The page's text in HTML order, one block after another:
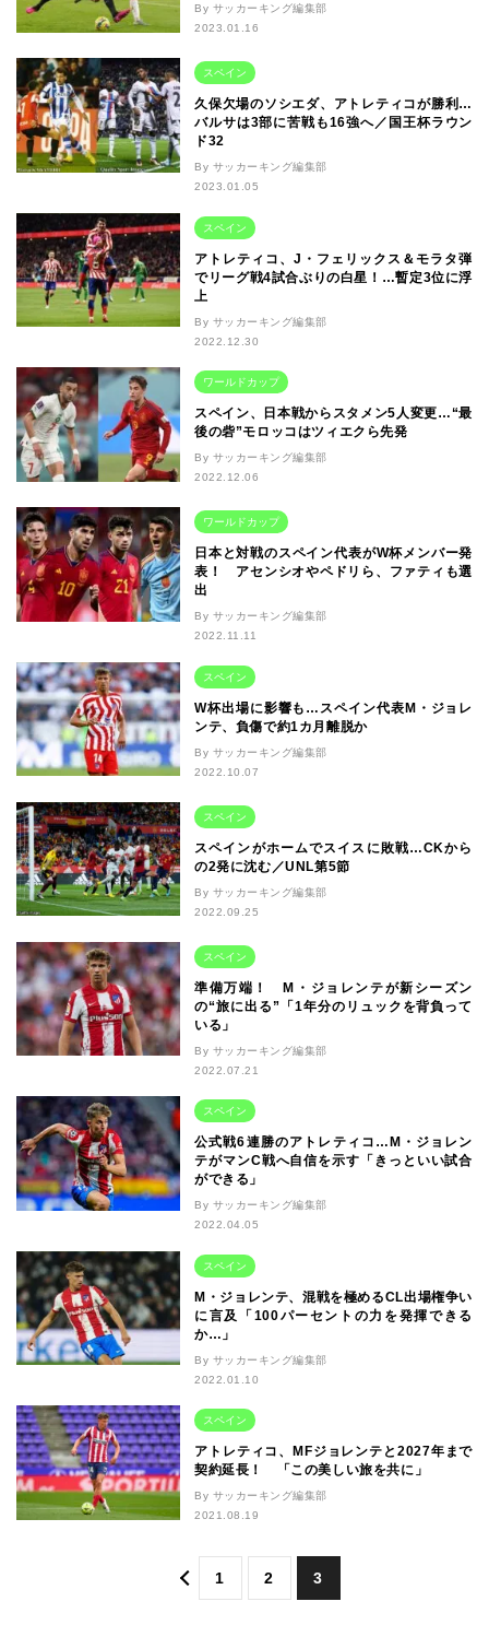
By サッカーキング編集部
2023.01.16
スペイン
久保欠場のソシエダ、アトレティコが勝利…
バルサは3部に苦戦も16強へ／国王杯ラウン
ド32
By サッカーキング編集部
2023.01.05
スペイン
アトレティコ、J・フェリックス＆モラタ弾
でリーグ戦4試合ぶりの白星！…暫定3位に浮
上
By サッカーキング編集部
2022.12.30
ワールドカップ
スペイン、日本戦からスタメン5人変更…“最
後の砦”モロッコはツィエクら先発
By サッカーキング編集部
2022.12.06
ワールドカップ
日本と対戦のスペイン代表がW杯メンバー発
表！ アセンシオやペドリら、ファティも選
出
By サッカーキング編集部
2022.11.11
スペイン
W杯出場に影響も…スペイン代表M・ジョレ
ンテ、負傷で約1カ月離脱か
By サッカーキング編集部
2022.10.07
スペイン
スペインがホームでスイスに敗戦…CKから
の2発に沈む／UNL第5節
By サッカーキング編集部
2022.09.25
スペイン
準備万端！ M・ジョレンテが新シーズン
の“旅に出る”「1年分のリュックを背負って
いる」
By サッカーキング編集部
2022.07.21
スペイン
公式戦6連勝のアトレティコ…M・ジョレン
テがマンC戦へ自信を示す「きっといい試合
ができる」
By サッカーキング編集部
2022.04.05
スペイン
M・ジョレンテ、混戦を極めるCL出場権争い
に言及「100パーセントの力を発揮できる
か…」
By サッカーキング編集部
2022.01.10
スペイン
アトレティコ、MFジョレンテと2027年まで
契約延長！ 「この美しい旅を共に」
By サッカーキング編集部
2021.08.19
1 2 3